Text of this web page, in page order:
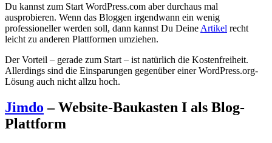
Du kannst zum Start WordPress.com aber durchaus mal
ausprobieren. Wenn das Bloggen irgendwann ein wenig
professioneller werden soll, dann kannst Du Deine Artikel recht
leicht zu anderen Plattformen umziehen.
Der Vorteil – gerade zum Start – ist natürlich die Kostenfreiheit.
Allerdings sind die Einsparungen gegenüber einer WordPress.org-
Lösung auch nicht allzu hoch.
Jimdo – Website-Baukasten I als Blog-
Plattform